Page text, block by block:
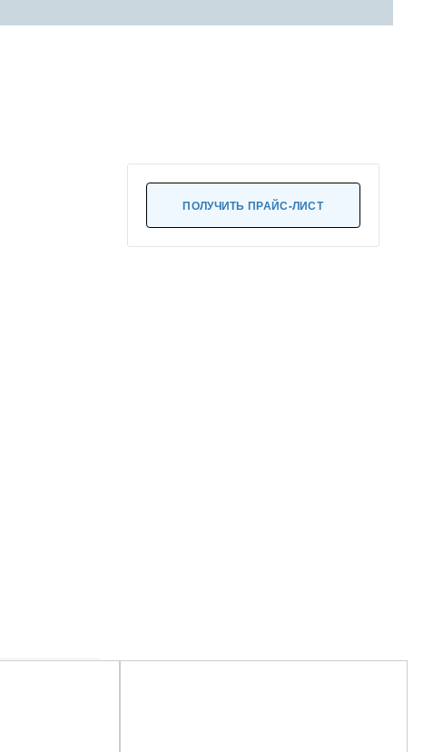
ПОЛУЧИТЬ ПРАЙС-ЛИСТ